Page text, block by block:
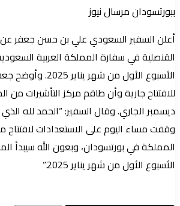
ببورتسودان مرسال نيوز
أعلن السفير السعودي علي بن حسن جعفر عن
القنصلية في سفارة المملكة العربية
الأسبوع الأول من شهر
ديسمبر الجاري. وقال السفير: “الحمد لله الذي
وقفت مساء اليوم على الاستعدادات لافتتاح
المملكة في بورتسودان، وبعون الله سيبدأ
الأسبوع الأول من شهر يناير 2025.”